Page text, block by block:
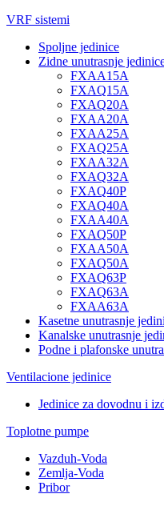
VRF sistemi
Spoljne jedinice
Zidne unutrasnje
FXAA15A
FXAQ15A
FXAQ20A
FXAA20A
FXAA25A
FXAQ25A
FXAA32A
FXAQ32A
FXAQ40P
FXAQ40A
FXAA40A
FXAQ50P
FXAA50A
FXAQ50A
FXAQ63P
FXAQ63A
FXAA63A
Kasetne unutrasnje
Kanalske unutrasnje
Podne i plafonske
Ventilacione jedinice
Jedinice za dovodnu i
Toplotne pumpe
Vazduh-Voda
Zemlja-Voda
Pribor